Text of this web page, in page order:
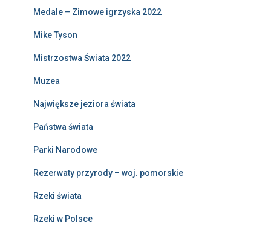
Medale – Zimowe igrzyska 2022
Mike Tyson
Mistrzostwa Świata 2022
Muzea
Największe jeziora świata
Państwa świata
Parki Narodowe
Rezerwaty przyrody – woj. pomorskie
Rzeki świata
Rzeki w Polsce